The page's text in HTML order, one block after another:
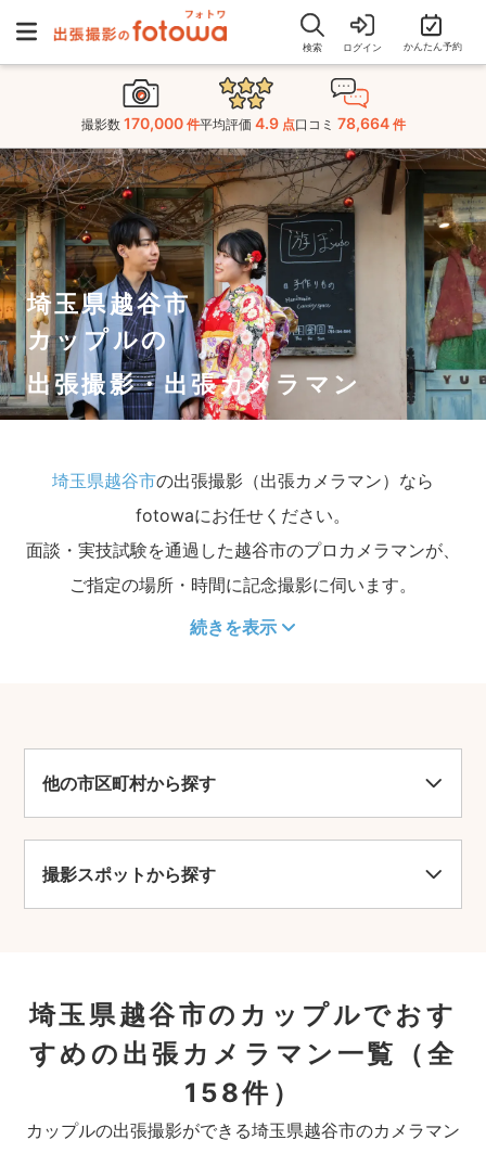
検索 ログイン かんたん予約
撮影数 170,000 件平均評価 4.9 点口コミ 78,664 件
埼玉県越谷市
カップルの
出張撮影・出張カメラマン
埼玉県越谷市の出張撮影（出張カメラマン）なら
fotowaにお任せください。
面談・実技試験を通過した越谷市のプロカメラマンが、
ご指定の場所・時間に記念撮影に伺います。
続きを表示
他の市区町村から探す
撮影スポットから探す
埼玉県越谷市のカップルでおす
すめの出張カメラマン一覧
（全
158件）
カップルの出張撮影ができる埼玉県越谷市のカメラマン